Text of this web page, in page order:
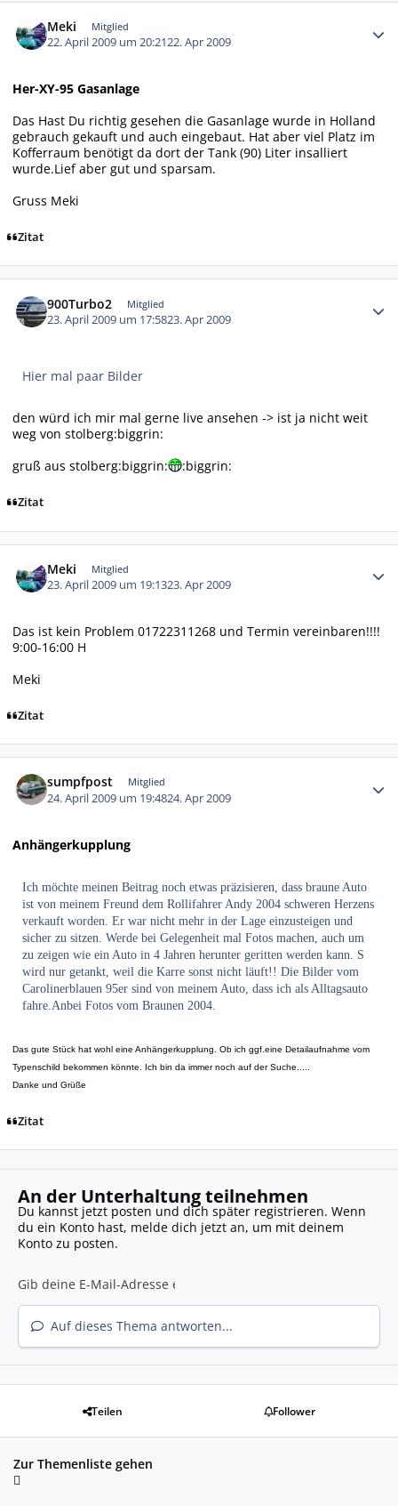
Meki Mitglied
22. April 2009 um 20:2122. Apr 2009
Her-XY-95 Gasanlage
Das Hast Du richtig gesehen die Gasanlage wurde in Holland
gebrauch gekauft und auch eingebaut. Hat aber viel Platz im
Kofferraum benötigt da dort der Tank (90) Liter insalliert
wurde.Lief aber gut und sparsam.
Gruss Meki
Zitat
900Turbo2 Mitglied
23. April 2009 um 17:5823. Apr 2009
Hier mal paar Bilder
den würd ich mir mal gerne live ansehen -> ist ja nicht weit
weg von stolberg:biggrin:
gruß aus stolberg:biggrin:
:biggrin:
Zitat
Meki Mitglied
23. April 2009 um 19:1323. Apr 2009
Das ist kein Problem 01722311268 und Termin vereinbaren!!!!
9:00-16:00 H
Meki
Zitat
sumpfpost Mitglied
24. April 2009 um 19:4824. Apr 2009
Anhängerkupplung
Ich möchte meinen Beitrag noch etwas präzisieren, dass braune Auto
ist von meinem Freund dem Rollifahrer Andy 2004 schweren Herzens
verkauft worden. Er war nicht mehr in der Lage einzusteigen und
sicher zu sitzen. Werde bei Gelegenheit mal Fotos machen, auch um
zu zeigen wie ein Auto in 4 Jahren herunter geritten werden kann. S
wird nur getankt, weil die Karre sonst nicht läuft!! Die Bilder vom
Carolinerblauen 95er sind von meinem Auto, dass ich als Alltagsauto
fahre.Anbei Fotos vom Braunen 2004.
Das gute Stück hat wohl eine Anhängerkupplung. Ob ich ggf.eine Detailaufnahme vom
Typenschild bekommen könnte. Ich bin da immer noch auf der Suche.....
Danke und Grüße
Zitat
An der Unterhaltung teilnehmen
Du kannst jetzt posten und dich später registrieren. Wenn
du ein Konto hast, melde dich jetzt an, um mit deinem
Konto zu posten.
Auf dieses Thema antworten...
Teilen Follower
Zur Themenliste gehen